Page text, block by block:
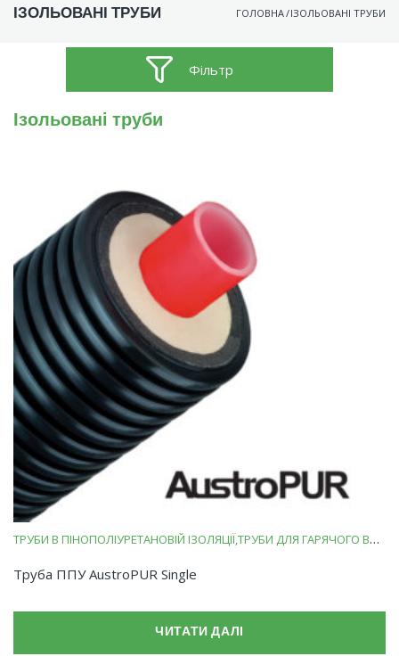
ІЗОЛЬОВАНІ ТРУБИ ГОЛОВНА/ІЗОЛЬОВАНІ ТРУБИ
Фільтр
Ізольовані труби
ТРУБИ В ПІНОПОЛІУРЕТАНОВІЙ ІЗОЛЯЦІЇТРУБИ ДЛЯ ГАРЯЧОГО ВОДОПОСТАЧАННЯ
Труба ППУ AustroPUR Single
ЧИТАТИ ДАЛІ